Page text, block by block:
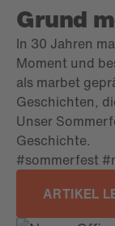
Grund
In 30 Jahren
Moment und
als marbet
Geschichten,
Unser
Geschichte.
#sommerfest
ARTIKEL